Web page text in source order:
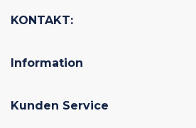
KONTAKT:
Information
Kunden Service